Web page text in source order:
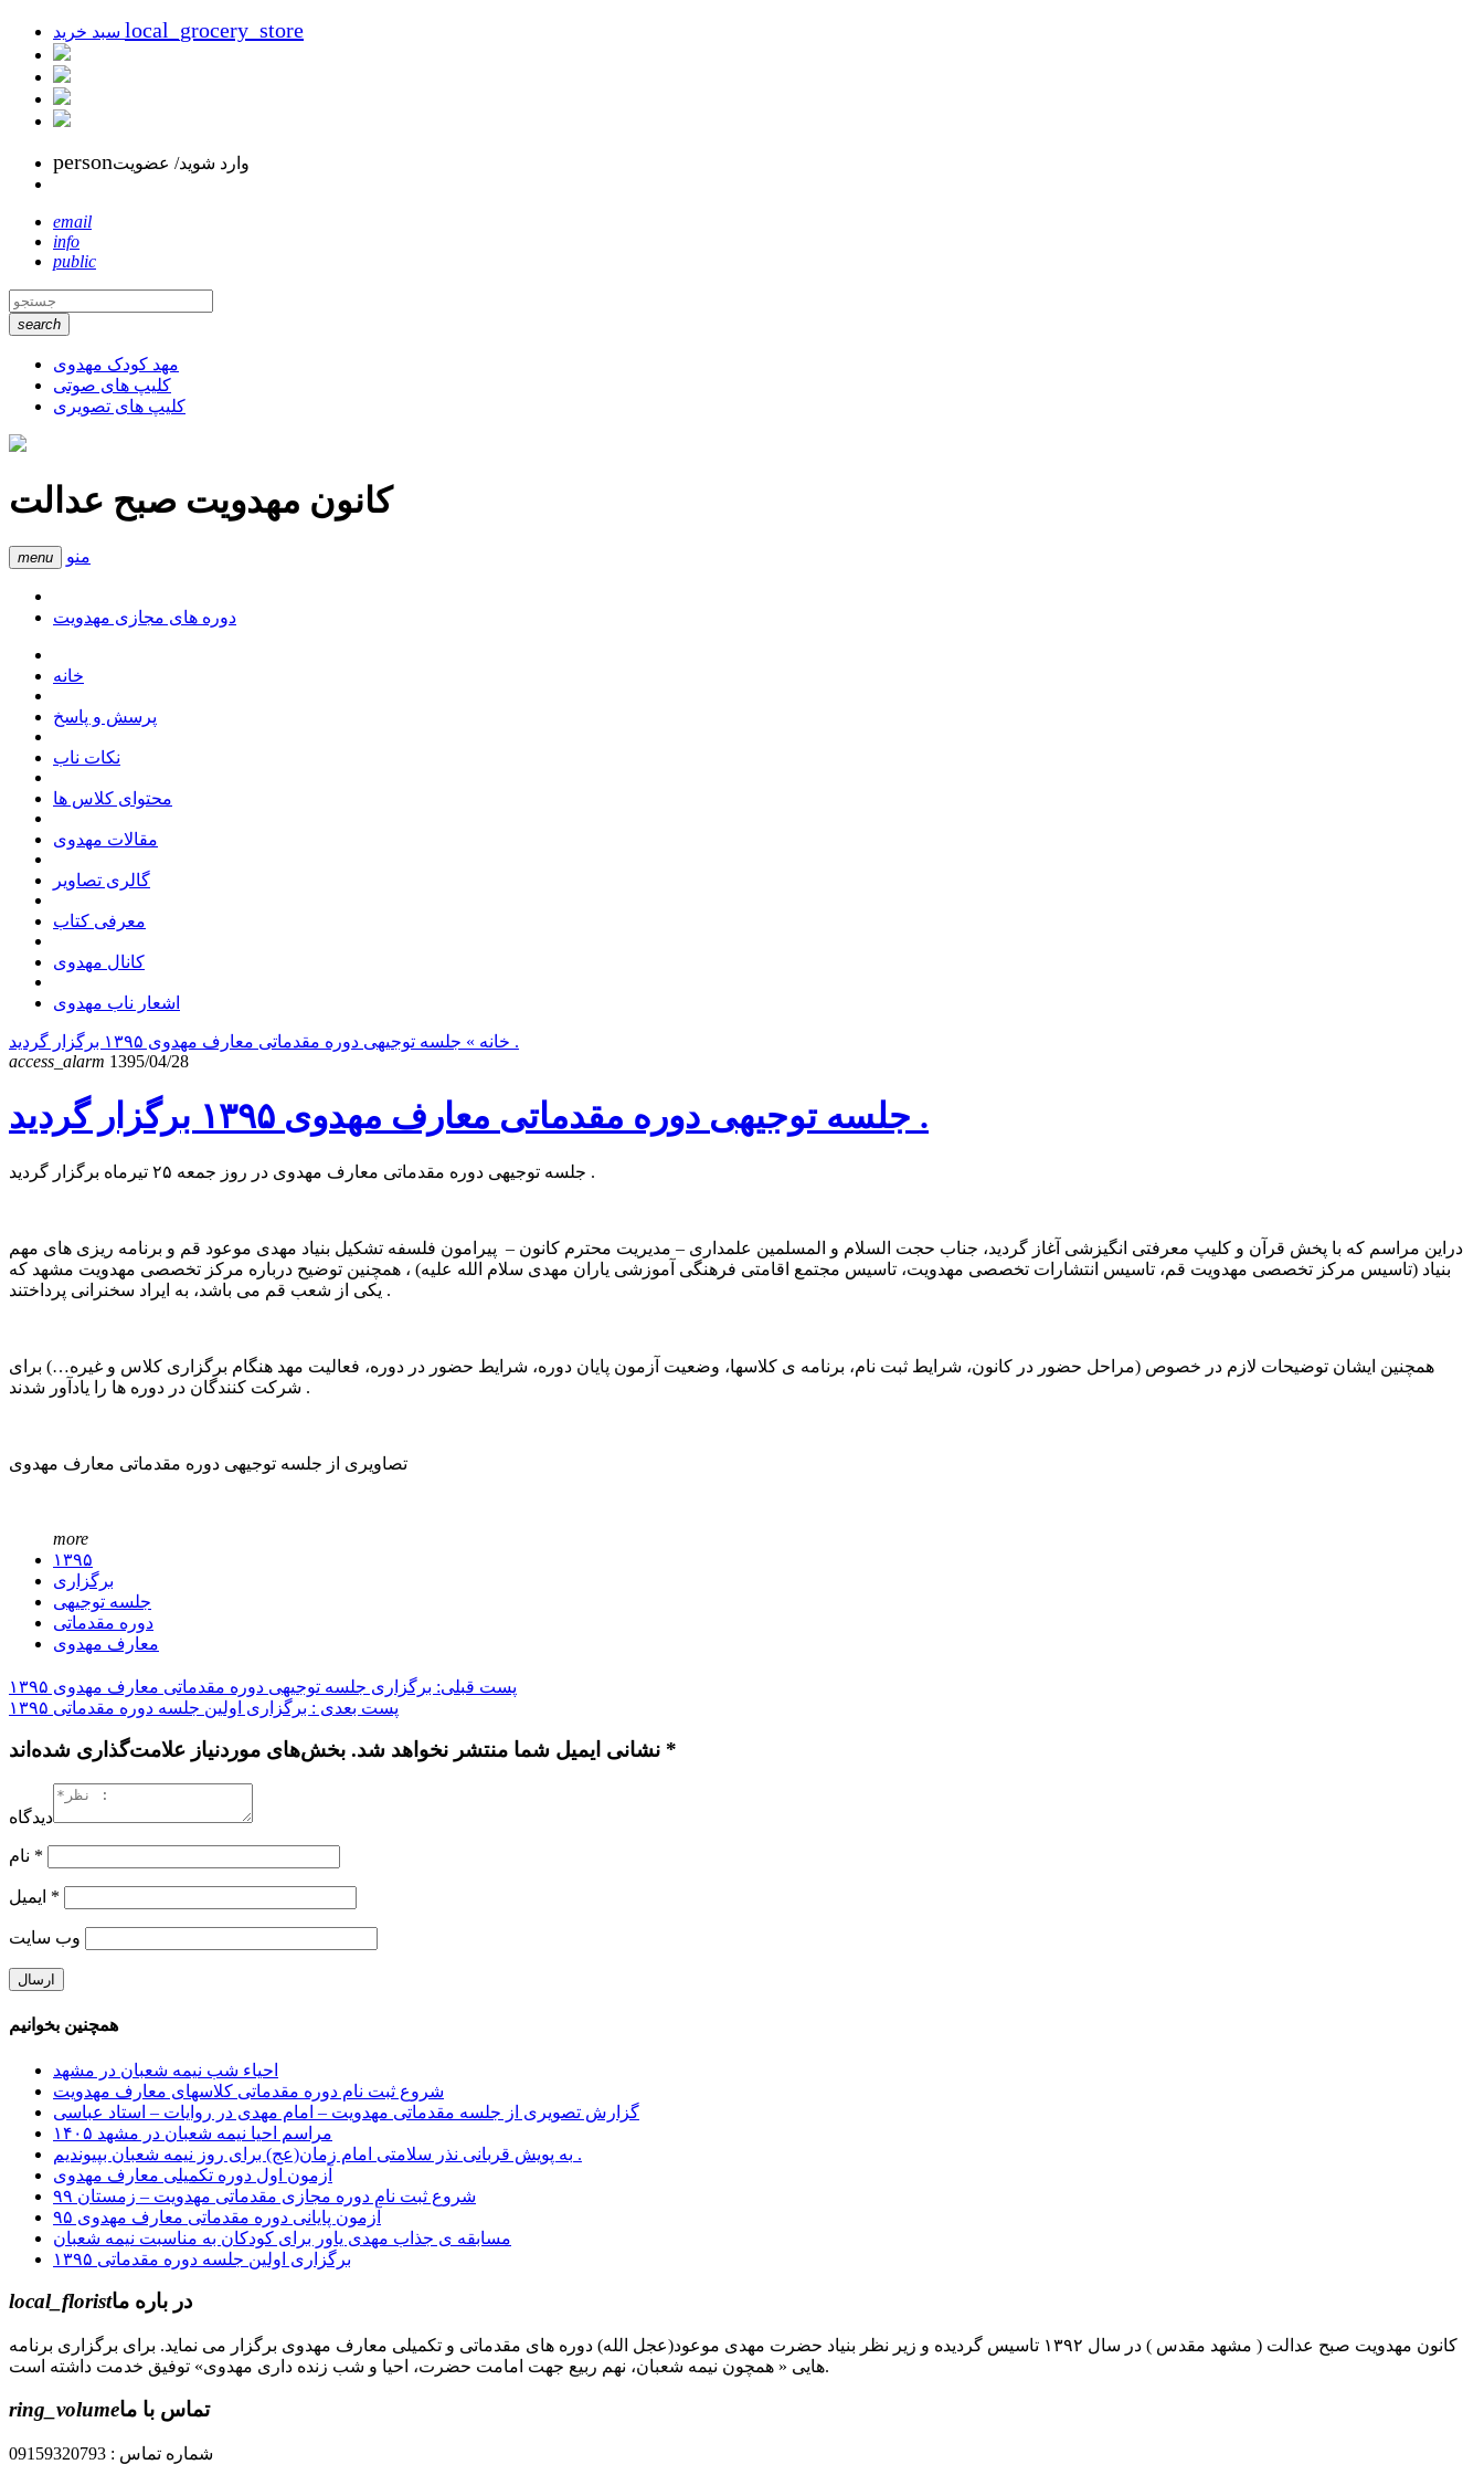
local_grocery_store
personوارد شوید/ عضویت
email
info
public
search
مهد کودک مهدوی
کلیپ های صوتی
کلیپ های تصویری
کانون مهدویت صبح عدالت
menu منو
دوره های مجازی مهدویت
خانه
پرسش و پاسخ
نکات ناب
محتوای کلاس ها
مقالات مهدوی
گالری تصاویر
معرفی کتاب
کانال مهدوی
اشعار ناب مهدوی
خانه » جلسه توجیهی دوره مقدماتی معارف مهدوی ۱۳۹۵ برگزار گردید .
access_alarm 1395/04/28
جلسه توجیهی دوره مقدماتی معارف مهدوی ۱۳۹۵ برگزار گردید .
جلسه توجیهی دوره مقدماتی معارف مهدوی در روز جمعه ۲۵ تیرماه برگزار گردید .
دراین مراسم که با پخش قرآن و کلیپ معرفتی انگیزشی آغاز گردید، جناب حجت السلام و المسلمین علمداری – مدیریت محترم کانون – پیرامون فلسفه تشکیل بنیاد مهدی موعود قم و برنامه ریزی های مهم
بنیاد (تاسیس مرکز تخصصی مهدویت قم، تاسیس انتشارات تخصصی مهدویت، تاسیس مجتمع اقامتی فرهنگی آموزشی یاران مهدی سلام الله علیه) ، همچنین توضیح درباره مرکز تخصصی مهدویت مشهد که
یکی از شعب قم می باشد، به ایراد سخنرانی پرداختند .
همچنین ایشان توضیحات لازم در خصوص (مراحل حضور در کانون، شرایط ثبت نام، برنامه ی کلاسها، وضعیت آزمون پایان دوره، شرایط حضور در دوره، فعالیت مهد هنگام برگزاری کلاس و غیره…) برای
شرکت کنندگان در دوره ها را یادآور شدند .
تصاویری از جلسه توجیهی دوره مقدماتی معارف مهدوی
more
۱۳۹۵
برگزاری
جلسه توجیهی
دوره مقدماتی
معارف مهدوی
پست قبلی: برگزاری جلسه توجیهی دوره مقدماتی معارف مهدوی ۱۳۹۵
پست بعدی : برگزاری اولین جلسه دوره مقدماتی ۱۳۹۵
نشانی ایمیل شما منتشر نخواهد شد. بخش‌های موردنیاز علامت‌گذاری شده‌اند *
دیدگاه
*
*
وب‌ سایت
همچنین بخوانیم
احیاء شب نیمه شعبان در مشهد
شروع ثبت نام دوره مقدماتی کلاسهای معارف مهدویت
گزارش تصویری از جلسه مقدماتی مهدویت – امام مهدی در روایات – استاد عباسی
مراسم احیا نیمه شعبان در مشهد ۱۴۰۵
به پویش قربانی نذر سلامتی امام زمان(عج) برای روز نیمه شعبان بپیوندیم .
آزمون اول دوره تکمیلی معارف مهدوی
شروع ثبت نام دوره مجازی مقدماتی مهدویت – زمستان ۹۹
آزمون پایانی دوره مقدماتی معارف مهدوی ۹۵
مسابقه ی جذاب مهدی یاور برای کودکان به مناسبت نیمه شعبان
برگزاری اولین جلسه دوره مقدماتی ۱۳۹۵
local_floristدر باره ما
کانون مهدویت صبح عدالت ( مشهد مقدس ) در سال ۱۳۹۲ تاسیس گردیده و زیر نظر بنیاد حضرت مهدی موعود(عجل الله) دوره های مقدماتی و تکمیلی معارف مهدوی برگزار می نماید. برای برگزاری برنامه
هایی « همچون نیمه شعبان، نهم ربیع جهت امامت حضرت، احیا و شب زنده داری مهدوی» توفیق خدمت داشته است.
ring_volumeتماس با ما
شماره تماس : 09159320793